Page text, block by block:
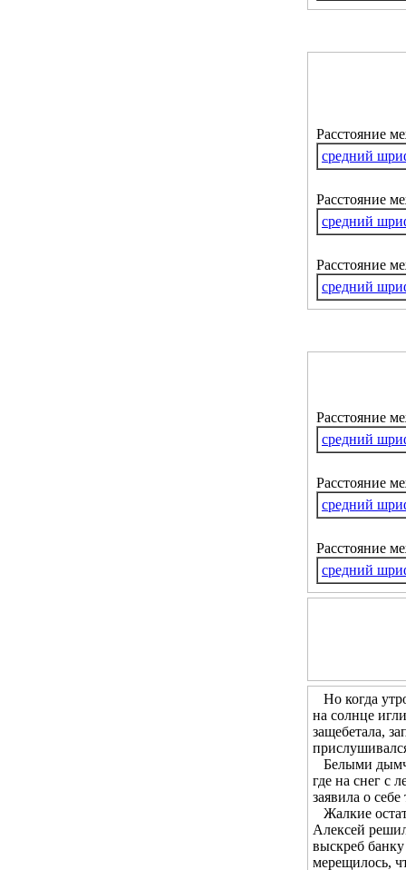
Расстояние
средний
Расстояние
средний
Расстояние
средний
Расстояние
средний
Расстояние
средний
Расстояние
средний
Но когда
на солнце
защебетала,
Белыми
где на снег с
заявила о
Жалкие
Алексей
выскреб
мерещилось,